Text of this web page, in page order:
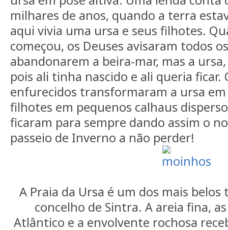
milhares de anos, quando a terra
aqui vivia uma ursa e seus filhotes.
começou, os Deuses avisaram todos
abandonarem a beira-mar, mas a
pois ali tinha nascido e ali queria ficar.
enfurecidos transformaram a ursa em
filhotes em pequenos calhaus
ficaram para sempre dando assim o
passeio de Inverno a não perder!
A Praia da Ursa é um dos mais
concelho de Sintra. A areia fina,
Atlântico e a envolvente rochosa